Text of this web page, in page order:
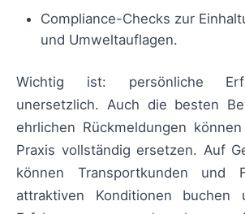
Compliance-Checks zur
und Umweltauflagen.
Wichtig ist: persönliche
unersetzlich. Auch die besten
ehrlichen Rückmeldungen
Praxis vollständig ersetzen. Auf
können Transportkunden und
attraktiven Konditionen